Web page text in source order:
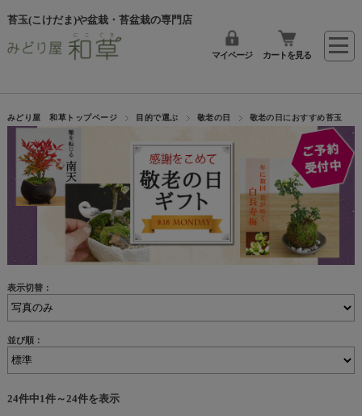
苔玉(こけだま)や盆栽・苔盆栽の専門店
マイページ カートを見る
みどり屋 和草トップページ 目的で選ぶ 敬老の日 敬老の日におすすめ苔玉
表示切替：
並び順：
24件中1件～24件を表示